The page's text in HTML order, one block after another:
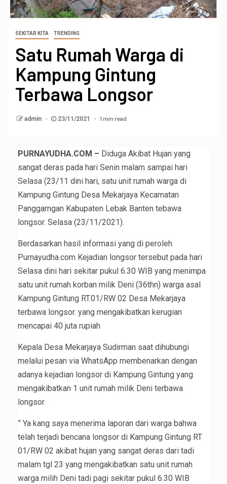
SEKITAR KITA TRENDING
Satu Rumah Warga di
Kampung Gintung
Terbawa Longsor
admin 23/11/2021 1 min read
PURNAYUDHA.COM – Diduga Akibat Hujan yang
sangat deras pada hari Senin malam sampai hari
Selasa (23/11 dini hari, satu unit rumah warga di
Kampung Gintung Desa Mekarjaya Kecamatan
Panggarngan Kabupaten Lebak Banten tebawa
longsor. Selasa (23/11/2021).
Berdasarkan hasil informasi yang di peroleh
Purnayudha.com Kejadian longsor tersebut pada hari
Selasa dini hari sekitar pukul 6.30 WIB yang menimpa
satu unit rumah korban milik Deni (36thn) warga asal
Kampung Gintung RT.01/RW 02 Desa Mekarjaya
terbawa longsor. yang mengakibatkan kerugian
mencapai 40 juta rupiah
Kepala Desa Mekarjaya Sudirman saat dihubungi
melalui pesan via WhatsApp membenarkan dengan
adanya kejadian longsor di Kampung Gintung yang
mengakibatkan 1 unit rumah milik Deni terbawa
longsor.
” Ya kang saya menerima laporan dari warga bahwa
telah terjadi bencana longsor di Kampung Gintung RT
01/RW 02 akibat hujan yang sangat deras dari tadi
malam tgl 23 yang mengakibatkan satu unit rumah
warga milih Deni tadi pagi sekitar pukul 6.30 WIB